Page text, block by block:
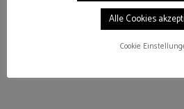
Alle Cookies
Cookie